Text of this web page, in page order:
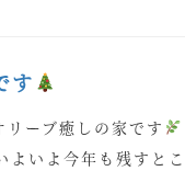
す
ーブ癒しの家です
いよ今年も残す